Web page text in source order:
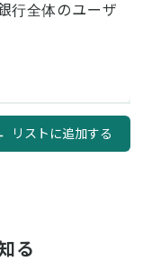
行全体のユーザ
リストに追加する
る